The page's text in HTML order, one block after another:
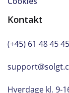
Kontakt
(+45) 61 48 45 45
Hverdage kl. 9-